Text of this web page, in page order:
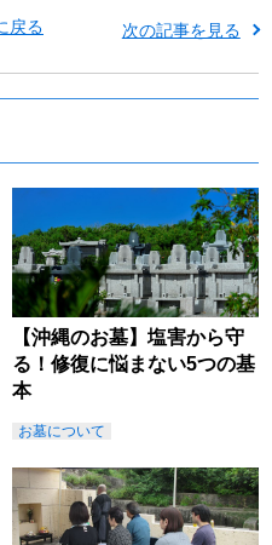
戻る 次の記事を見る
【沖縄のお墓】塩害から守
る！修復に悩まない5つの基
本
お墓について